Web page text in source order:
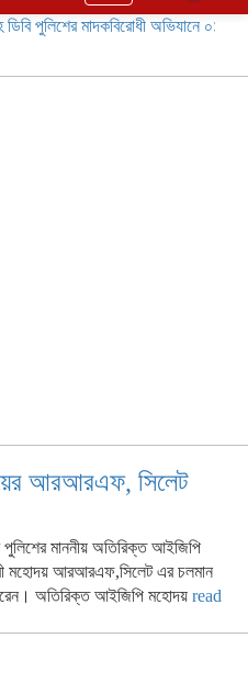
navigation
পুলিশের মাদকবিরোধী অভিযানে ০১ কেজি
আরআরএফ, সিলেট
মাননীয় অতিরিক্ত আইজিপি
মহোদয় আরআরএফ,সিলেট এর চলমান
করেন। অতিরিক্ত আইজিপি মহোদয় read